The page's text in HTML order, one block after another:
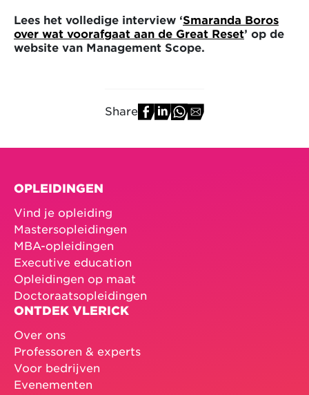
Lees het volledige interview ‘Smaranda Boros
over wat voorafgaat aan de Great Reset’ op de
website van Management Scope.
Share
OPLEIDINGEN
Vind je opleiding
Mastersopleidingen
MBA-opleidingen
Executive education
Opleidingen op maat
Doctoraatsopleidingen
ONTDEK VLERICK
Over ons
Professoren & experts
Voor bedrijven
Evenementen